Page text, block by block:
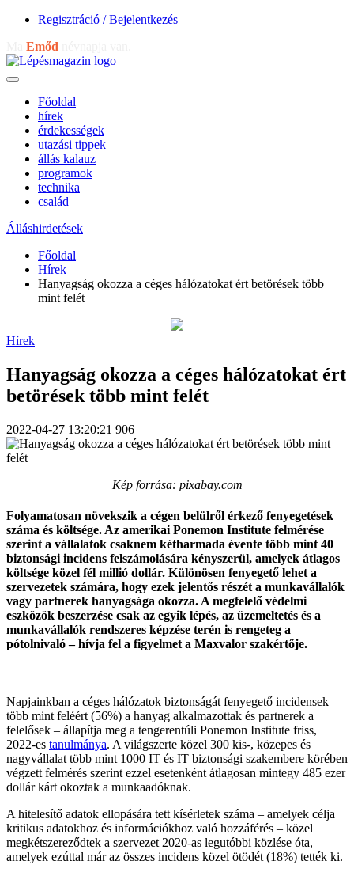
Regisztráció / Bejelentkezés
Emőd
Főoldal
hírek
érdekességek
utazási tippek
állás kalauz
programok
technika
család
Álláshirdetések
Főoldal
Hírek
Hanyagság okozza a céges hálózatokat ért betörések több
mint felét
Hírek
Hanyagság okozza a céges hálózatokat ért
betörések több mint felét
2022-04-27 13:20:21 906
Kép forrása: pixabay.com
Folyamatosan növekszik a cégen belülről érkező fenyegetések
száma és költsége. Az amerikai Ponemon Institute felmérése
szerint a vállalatok csaknem kétharmada évente több mint 40
biztonsági incidens felszámolására kényszerül, amelyek átlagos
költsége közel fél millió dollár. Különösen fenyegető lehet a
szervezetek számára, hogy ezek jelentős részét a munkavállalók
vagy partnerek hanyagsága okozza. A megfelelő védelmi
eszközök beszerzése csak az egyik lépés, az üzemeltetés és a
munkavállalók rendszeres képzése terén is rengeteg a
pótolnivaló – hívja fel a figyelmet a Maxvalor szakértője.
Napjainkban a céges hálózatok biztonságát fenyegető incidensek
több mint feléért (56%) a hanyag alkalmazottak és partnerek a
felelősek – állapítja meg a tengerentúli Ponemon Institute friss,
2022-es tanulmánya. A világszerte közel 300 kis-, közepes és
nagyvállalat több mint 1000 IT és IT biztonsági szakembere körében
végzett felmérés szerint ezzel esetenként átlagosan mintegy 485 ezer
dollár kárt okoztak a munkaadóknak.
A hitelesítő adatok ellopására tett kísérletek száma – amelyek célja
kritikus adatokhoz és információkhoz való hozzáférés – közel
megkétszereződtek a szervezet 2020-as legutóbbi közlése óta,
amelyek ezúttal már az összes incidens közel ötödét (18%) tették ki.